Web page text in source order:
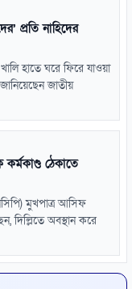
প্রতি নাহিদের
হাতে ঘরে ফিরে যাওয়া
জানিয়েছেন জাতীয়
ঠেকাতে
মুখপাত্র আসিফ
দিল্লিতে অবস্থান করে